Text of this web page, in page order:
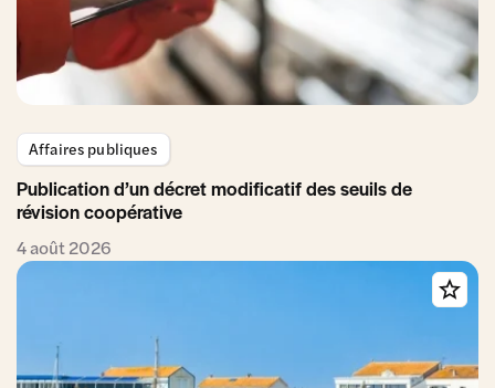
Affaires publiques
Publication d’un décret modificatif des seuils de
révision coopérative
4 août 2026